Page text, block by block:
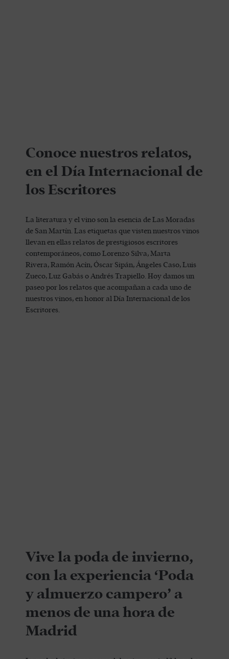
Conoce nuestros relatos,
en el Día Internacional de
los Escritores
La literatura y el vino son la esencia de Las Moradas
de San Martín. Las etiquetas que visten nuestros vinos
llevan en ellas relatos de prestigiosos escritores
contemporáneos, como Lorenzo Silva, Marta
Rivera, Ramón Acín, Óscar Sipán, Ángeles Caso, Luis
Zueco, Luz Gabás o Andrés Trapiello. Hoy damos un
paseo por los relatos que acompañan a cada uno de
nuestros vinos, en honor al Día Internacional de los
Escritores.
Vive la poda de invierno,
con la experiencia ‘Poda
y almuerzo campero’ a
menos de una hora de
Madrid